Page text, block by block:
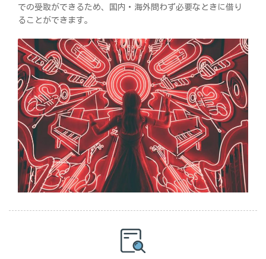
での受取ができるため、国内・海外問わず必要なときに借り
ることができます。